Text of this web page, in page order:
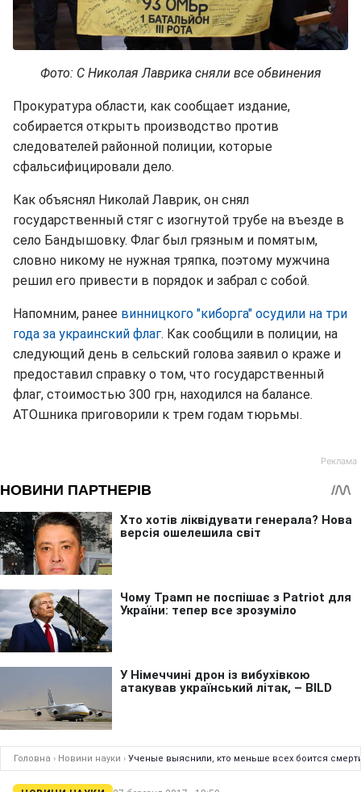
Фото: С Николая Лаврика сняли все обвинения
Прокуратура области, как сообщает издание,
собирается открыть производство против
следователей районной полиции, которые
сфальсифицировали дело.
Как объяснял Николай Лаврик, он снял
государственный стяг с изогнутой трубе на въезде в
село Бандышовку. Флаг был грязным и помятым,
словно никому не нужная тряпка, поэтому мужчина
решил его привести в порядок и забрал с собой.
Напомним, ранее винницкого "киборга" осудили на три
года за украинский флаг. Как сообщили в полиции, на
следующий день в сельский голова заявил о краже и
предоставил справку о том, что государственный
флаг, стоимостью 300 грн, находился на балансе.
АТОшника приговорили к трем годам тюрьмы.
Головна › Новини науки › Ученые выяснили, кто меньше всех боится